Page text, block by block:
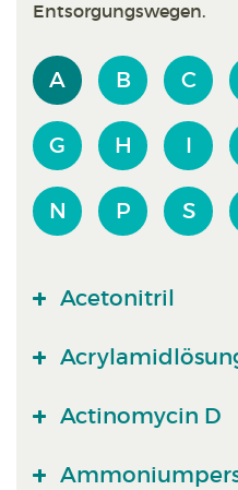
Entsorgungswegen.
A B C
G H I
N P S
Acetonitril
Actinomycin D